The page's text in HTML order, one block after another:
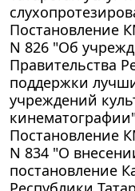
Постановление
N 826 "Об
Правительства
поддержки
учреждений
Постановление
N 834 "О
постановление